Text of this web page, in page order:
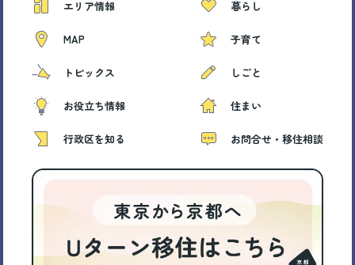
エリア情報
MAP
トピックス
お役立ち情報
行政区を知る
暮らし
子育て
しごと
住まい
お問合せ・移住相談